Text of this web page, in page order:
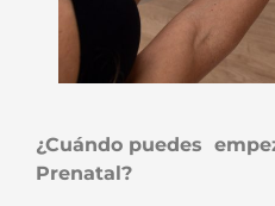
¿Cuándo puedes
Prenatal?